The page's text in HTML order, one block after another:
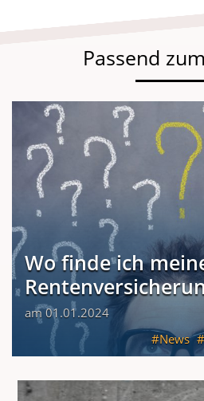
Passend
Wo finde ich
am 01.01.2024
News